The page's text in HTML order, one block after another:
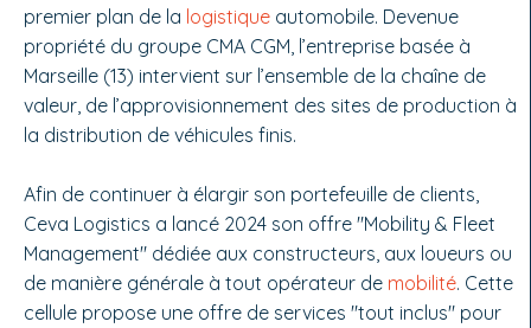
premier plan de la logistique automobile. Devenue
propriété du groupe CMA CGM, l’entreprise basée à
Marseille (13) intervient sur l’ensemble de la chaîne de
valeur, de l’approvisionnement des sites de production à
la distribution de véhicules finis.
Afin de continuer à élargir son portefeuille de clients,
Ceva Logistics a lancé 2024 son offre "Mobility & Fleet
Management" dédiée aux constructeurs, aux loueurs ou
de manière générale à tout opérateur de mobilité. Cette
cellule propose une offre de services "tout inclus" pour